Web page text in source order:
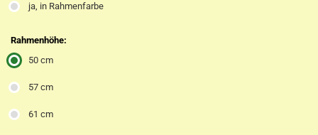
ja, in Rahmenfarbe
Rahmenhöhe:
50 cm
57 cm
61 cm